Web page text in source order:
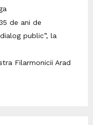
de ani de
public”, la
Filarmonicii Arad